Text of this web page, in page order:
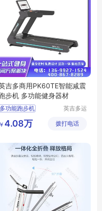
吉多商用PK60TE智能减震
步机 多功能健身器材
多功能跑步机
商用跑步机
英吉多运
展（北
￥ 4.08万 拨打电话